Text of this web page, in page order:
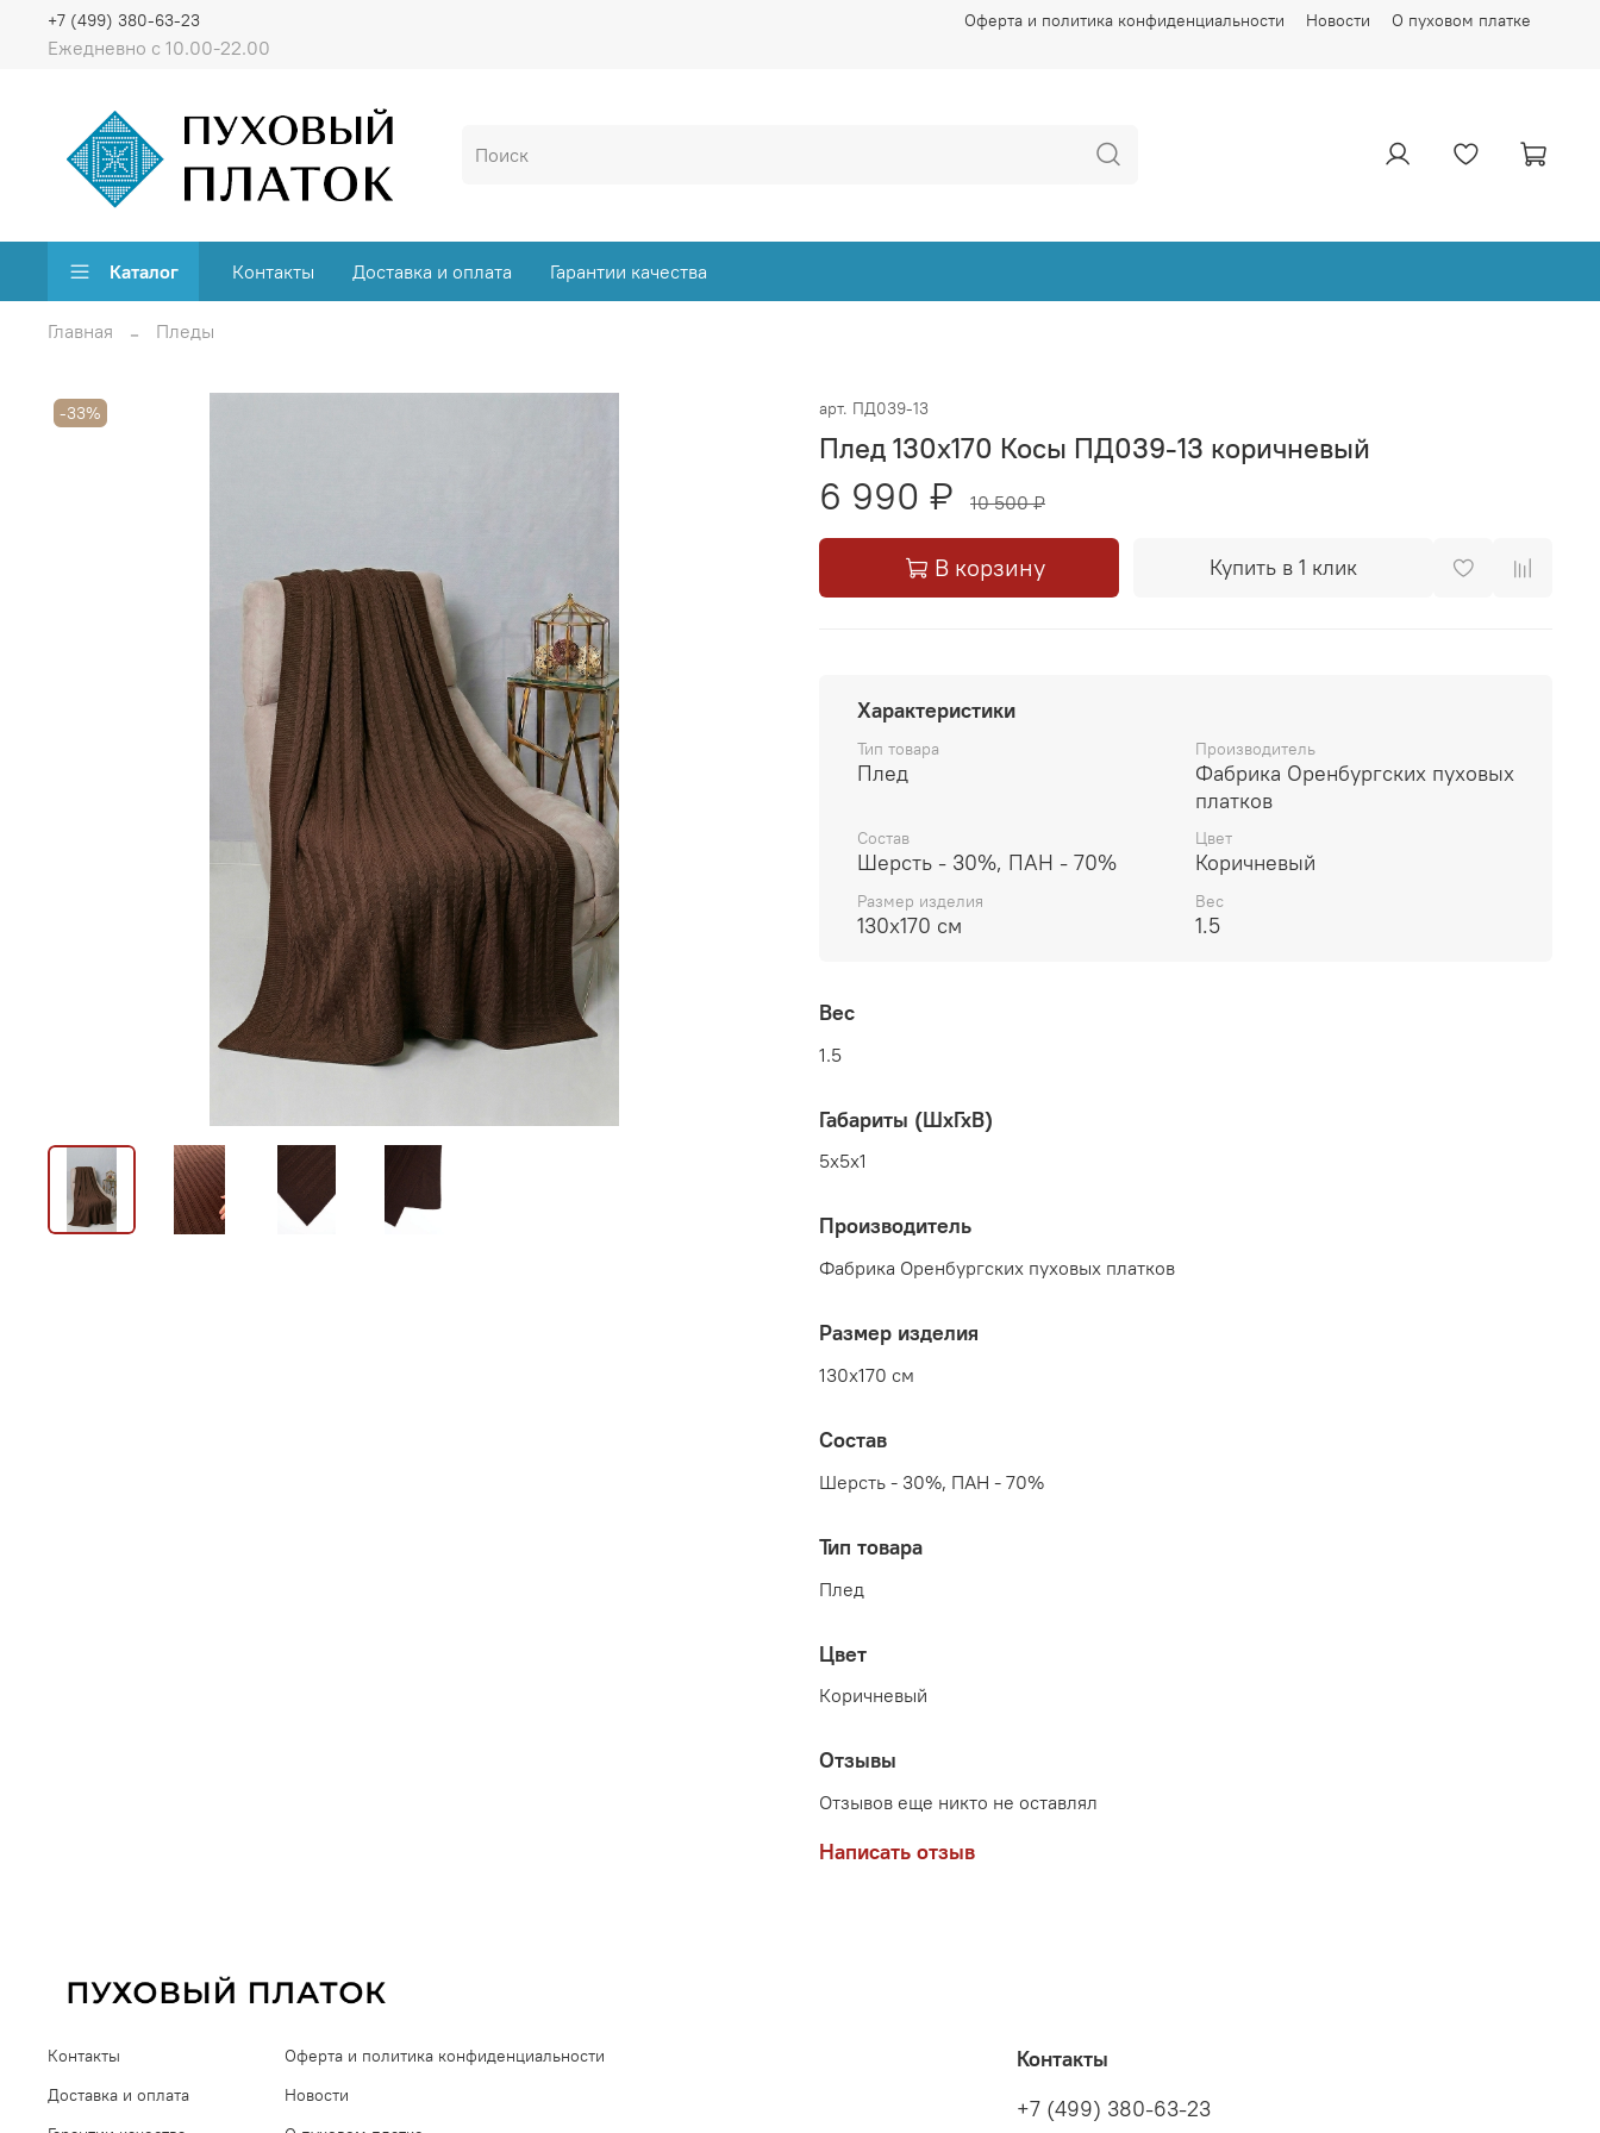
Оферта и политика конфиденциальности Новости О пуховом платке
Ежедневно с 10.00-22.00
+7 (499) 380-63-23
Каталог Контакты Доставка и оплата Гарантии качества
Главная Пледы
-33% арт. ПД039-13
Плед 130x170 Косы ПД039-13 коричневый
6 990 ₽ 10 500 ₽
В корзину Купить в 1 клик
Характеристики
Тип товара
Плед
Производитель
Фабрика Оренбургских пуховых
платков
Состав
Шерсть - 30%, ПАН - 70%
Цвет
Коричневый
Размер изделия
130x170 см
Вес
1.5
Вес
1.5
Габариты (ШхГхВ)
5x5x1
Производитель
Фабрика Оренбургских пуховых платков
Размер изделия
130x170 см
Состав
Шерсть - 30%, ПАН - 70%
Тип товара
Плед
Цвет
Коричневый
Отзывы
Отзывов еще никто не оставлял
Написать отзыв
Контакты
Доставка и оплата
Оферта и политика конфиденциальности
Новости
Контакты
+7 (499) 380-63-23